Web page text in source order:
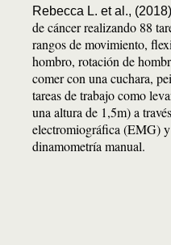
Rebecca L. et al., (2018)
de cáncer realizando 88
rangos de movimiento,
hombro, rotación de
comer con una cuchara,
tareas de trabajo como
una altura de 1,5m) a
electromiográfica (EMG)
dinamometría manual.